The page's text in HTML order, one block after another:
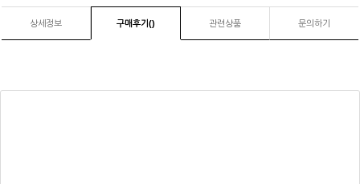
상세정보 구매후기() 관련상품 문의하기